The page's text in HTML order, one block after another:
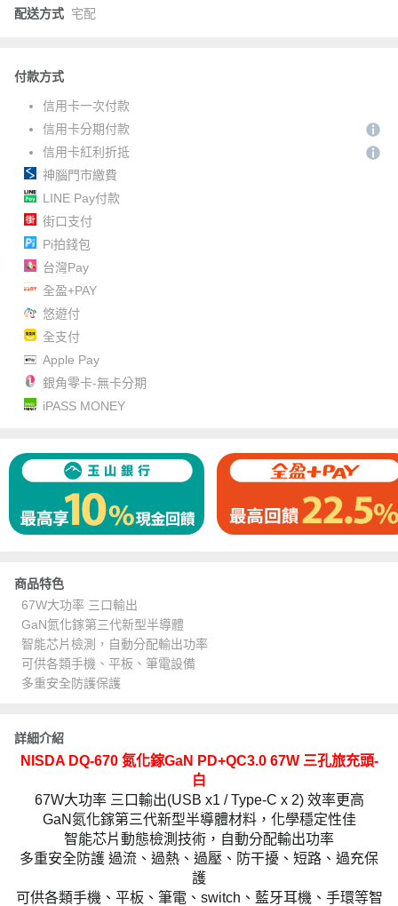
配送方式 宅配
付款方式
信用卡一次付款
信用卡分期付款
信用卡紅利折抵
神腦門市繳費
LINE Pay付款
街口支付
Pi拍錢包
台灣Pay
全盈+PAY
悠遊付
全支付
Apple Pay
銀角零卡-無卡分期
iPASS MONEY
商品特色
67W大功率 三口輸出
GaN氮化鎵第三代新型半導體
智能芯片檢測，自動分配輸出功率
可供各類手機、平板、筆電設備
多重安全防護保護
詳細介紹
NISDA DQ-670 氮化鎵GaN PD+QC3.0 67W 三孔旅充頭-
白
67W大功率 三口輸出(USB x1 / Type-C x 2) 效率更高
GaN氮化鎵第三代新型半導體材料，化學穩定性佳
智能芯片動態檢測技術，自動分配輸出功率
多重安全防護 過流、過熱、過壓、防干擾、短路、過充保
護
可供各類手機、平板、筆電、switch、藍牙耳機、手環等智